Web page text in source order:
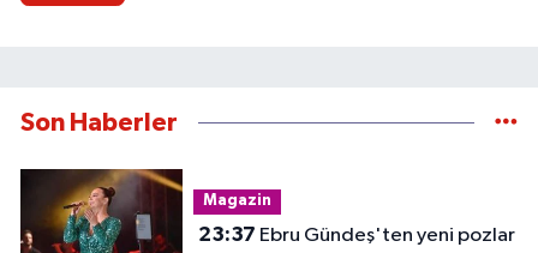
Son Haberler
Magazin
23:37 Ebru Gündeş'ten yeni pozlar